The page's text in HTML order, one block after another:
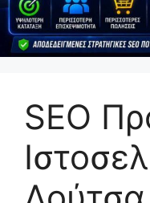
SEO